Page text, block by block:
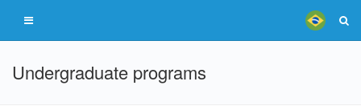
Undergraduate programs